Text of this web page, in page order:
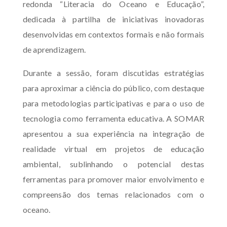
redonda “Literacia do Oceano e Educação”,
dedicada à partilha de iniciativas inovadoras
desenvolvidas em contextos formais e não formais
de aprendizagem.
Durante a sessão, foram discutidas estratégias
para aproximar a ciência do público, com destaque
para metodologias participativas e para o uso de
tecnologia como ferramenta educativa. A SOMAR
apresentou a sua experiência na integração de
realidade virtual em projetos de educação
ambiental, sublinhando o potencial destas
ferramentas para promover maior envolvimento e
compreensão dos temas relacionados com o
oceano.